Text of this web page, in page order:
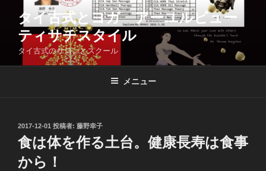
タイ古式とヨガ アーユルビュー
ティサチスタイル
タイ古式のサロンとスクール
メニュー
投
稿
日:
2017-12-01 投稿者: 藤野幸子
食は体を作る土台。健康長寿は食事
から！